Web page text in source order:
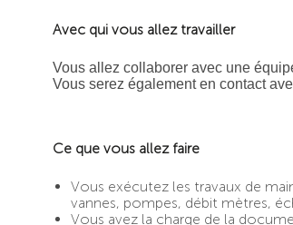
Avec qui vous allez travailler
Vous allez collaborer avec une
Vous serez également en contact
Ce que vous allez faire
Vous exécutez les travaux de
vannes, pompes, débit mètres,
Vous avez la charge de la